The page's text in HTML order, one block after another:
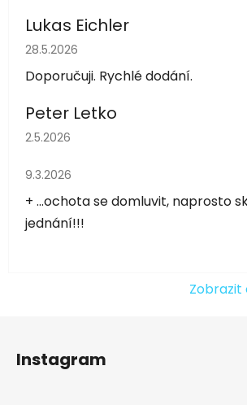
Lukas Eichler
Hodnocení obchodu je 5 z 5
28.5.2026
Doporučuji. Rychlé dodání.
Peter Letko
Hodnocení obchodu je 5 z 5
2.5.2026
Hodnocení obchodu je 5 z 5
9.3.2026
+ ...ochota se domluvit, naprosto
jednání!!!
Zobrazit
Instagram